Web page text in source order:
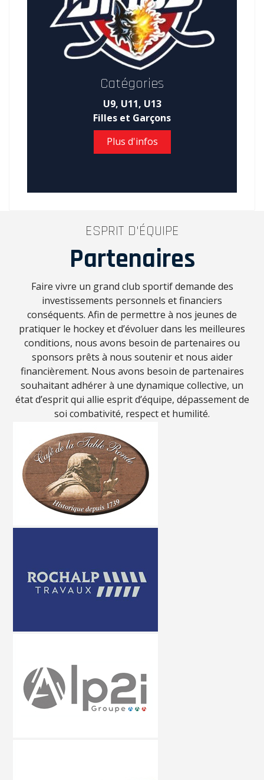
Catégories
U9, U11, U13
Filles et Garçons
Plus d'infos
ESPRIT D'ÉQUIPE
Partenaires
Faire vivre un grand club sportif demande des
investissements personnels et financiers
conséquents. Afin de permettre à nos jeunes de
pratiquer le hockey et d’évoluer dans les meilleures
conditions, nous avons besoin de partenaires ou
sponsors prêts à nous soutenir et nous aider
financièrement. Nous avons besoin de partenaires
souhaitant adhérer à une dynamique collective, un
état d’esprit qui allie esprit d’équipe, dépassement de
soi combativité, respect et humilité.